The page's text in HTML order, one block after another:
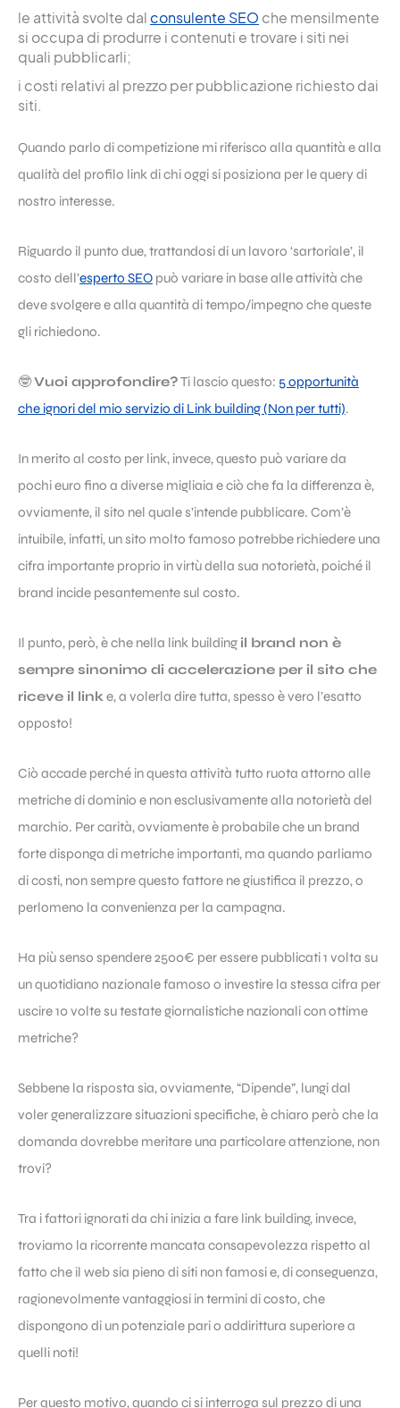
le attività svolte dalconsulente SEO che mensilmente
si occupa di produrre i contenuti e trovare i siti nei
quali pubblicarli;
i costi relativi al prezzo per pubblicazione richiesto dai
siti.
Quando parlo di competizione mi riferisco alla quantità e alla
qualità del profilo link di chi oggi si posiziona per le query di
nostro interesse.
Riguardo il punto due, trattandosi di un lavoro ‘sartoriale’, il
costo dell’esperto SEO può variare in base alle attività che
deve svolgere e alla quantità di tempo/impegno che queste
gli richiedono.
🤓Vuoi approfondire?Ti lascio questo: 5 opportunità
che ignori del mio servizio di Link building (Non per tutti).
In merito al costo per link, invece, questo può variare da
pochi euro fino a diverse migliaia e ciò che fa la differenza è,
ovviamente, il sito nel quale s’intende pubblicare. Com’è
intuibile, infatti, un sito molto famoso potrebbe richiedere una
cifra importante proprio in virtù della sua notorietà, poiché il
brand incide pesantemente sul costo.
Il punto, però, è che nella link building il brand non è
sempre sinonimo di accelerazione per il sito che
riceve il link e, a volerla dire tutta, spesso è vero l’esatto
opposto!
Ciò accade perché in questa attività tutto ruota attorno alle
metriche di dominio e non esclusivamente alla notorietà del
marchio. Per carità, ovviamente è probabile che un brand
forte disponga di metriche importanti, ma quando parliamo
di costi, non sempre questo fattore ne giustifica il prezzo, o
perlomeno la convenienza per la campagna.
Ha più senso spendere 2500€ per essere pubblicati 1 volta su
un quotidiano nazionale famoso o investire la stessa cifra per
uscire 10 volte su testate giornalistiche nazionali con ottime
metriche?
Sebbene la risposta sia, ovviamente, “Dipende”, lungi dal
voler generalizzare situazioni specifiche, è chiaro però che la
domanda dovrebbe meritare una particolare attenzione, non
trovi?
Tra i fattori ignorati da chi inizia a fare link building, invece,
troviamo la ricorrente mancata consapevolezza rispetto al
fatto che il web sia pieno di siti non famosi e, di conseguenza,
ragionevolmente vantaggiosi in termini di costo, che
dispongono di un potenziale pari o addirittura superiore a
quelli noti!
Per questo motivo, quando ci si interroga sul prezzo di una